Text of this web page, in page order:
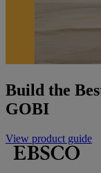
Build the
GOBI
View product guide